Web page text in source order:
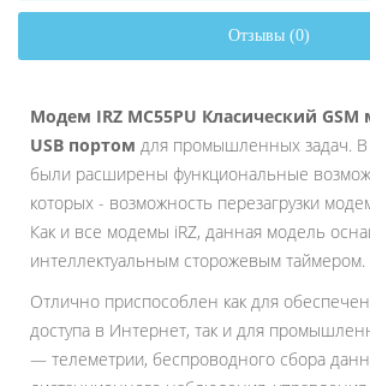
Отзывы (0)
Модем IRZ MC55PU Класический GSM
USB портом для промышленных задач.
были расширены функциональные
которых - возможность перезагрузки
Как и все модемы iRZ, данная модель
интеллектуальным сторожевым таймером.
Отлично приспособлен как для
доступа в Интернет, так и для
— телеметрии, беспроводного сбора